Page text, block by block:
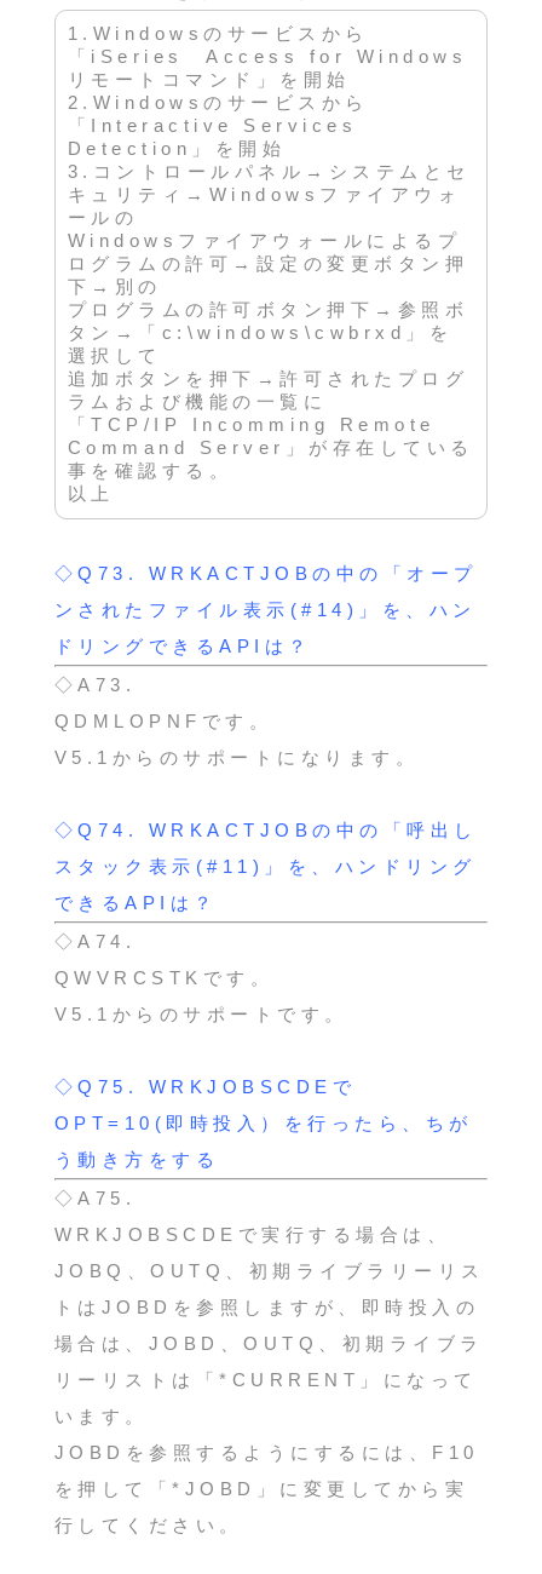
1.Windowsのサービスから
「iSeries Access for Windows
リモートコマンド」を開始
2.Windowsのサービスから
「Interactive Services
Detection」を開始
3.コントロールパネル→システムとセ
キュリティ→Windowsファイアウォ
ールの
Windowsファイアウォールによるプ
ログラムの許可→設定の変更ボタン押
下→別の
プログラムの許可ボタン押下→参照ボ
タン→「c:\windows\cwbrxd」を
選択して
追加ボタンを押下→許可されたプログ
ラムおよび機能の一覧に
「TCP/IP Incomming Remote
Command Server」が存在している
事を確認する。
以上
◇Q73.
WRKACTJOBの中の「オープ
ンされたファイル表示(#14)」を、ハン
ドリングできるAPIは？
◇A73.
QDMLOPNFです。
V5.1からのサポートになります。
◇Q74.
WRKACTJOBの中の「呼出し
スタック表示(#11)」を、ハンドリング
できるAPIは？
◇A74.
QWVRCSTKです。
V5.1からのサポートです。
◇Q75.
WRKJOBSCDEで
OPT=10(即時投入）を行ったら、ちが
う動き方をする
◇A75.
WRKJOBSCDEで実行する場合は、
JOBQ、OUTQ、初期ライブラリーリス
トはJOBDを参照しますが、即時投入の
場合は、JOBD、OUTQ、初期ライブラ
リーリストは「*CURRENT」になって
います。
JOBDを参照するようにするには、F10
を押して「*JOBD」に変更してから実
行してください。